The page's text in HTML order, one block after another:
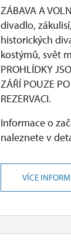
ZÁBAVA A
divadlo,
historických
kostýmů, svět
PROHLÍDKY
ZÁŘÍ POUZE
REZERVACI.
Informace o
naleznete v
VÍCE